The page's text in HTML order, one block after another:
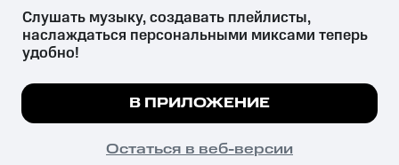
психотропных веществ, их аналогов причиняет вред здоровью,
их незаконный оборот запрещён и влечёт установленную
законодательством ответственность.
© 2026 ООО «КИОН».
Все права защищены
Мы используем куки, чтобы на сайте все
Подробнее
ПОНЯТНО
Слушать музыку, создавать плейлисты,
наслаждаться персональными миксами теперь
удобно!
В ПРИЛОЖЕНИЕ
Остаться в веб-версии